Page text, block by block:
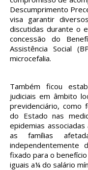
Descumprimento
visa garantir
discutidas durante o
concessão do
Assistência Social
microcefalia.
Também ficou
judiciais em âmbito
previdenciário, como
do Estado nas
epidemias
as famílias
fixado para o
iguais a¼ do salário